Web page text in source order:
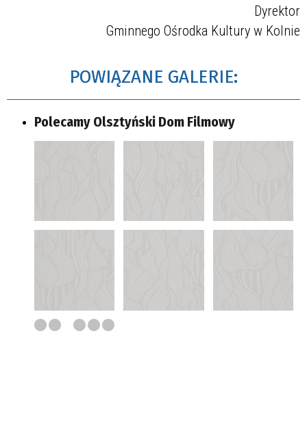
Dyrektor
Gminnego Ośrodka Kultury w Kolnie
POWIĄZANE GALERIE:
Polecamy Olsztyński Dom Filmowy